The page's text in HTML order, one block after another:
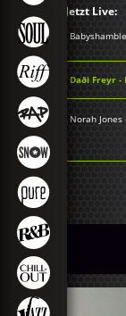
Jetzt Live:
Daði Freyr -
Norah Jones